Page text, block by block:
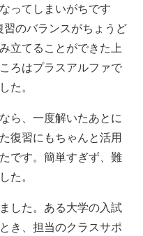
ってしまいがちです
のバランスがちょうど
立てることができた上
ろはプラスアルファで
た。
ら、一度解いたあとに
復習にもちゃんと活用
です。簡単すぎず、難
た。
した。ある大学の入試
き、担当のクラスサポ